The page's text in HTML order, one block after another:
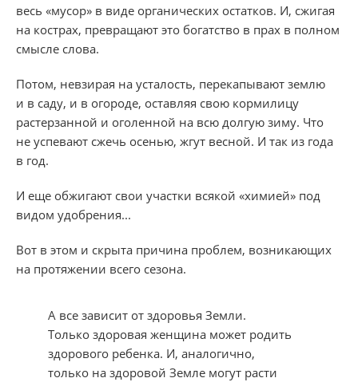
весь «мусор» в виде органических остатков. И, сжигая
на кострах, превращают это богатство в прах в полном
смысле слова.
Потом, невзирая на усталость, перекапывают землю
и в саду, и в огороде, оставляя свою кормилицу
растерзанной и оголенной на всю долгую зиму. Что
не успевают сжечь осенью, жгут весной. И так из года
в год.
И еще обжигают свои участки всякой «химией» под
видом удобрения...
Вот в этом и скрыта причина проблем, возникающих
на протяжении всего сезона.
А все зависит от здоровья Земли.
Только здоровая женщина может родить
здорового ребенка. И, аналогично,
только на здоровой Земле могут расти